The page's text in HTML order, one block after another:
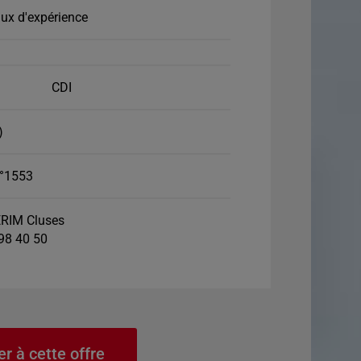
d'expérience
CDI
Cluses
40 50
à cette offre